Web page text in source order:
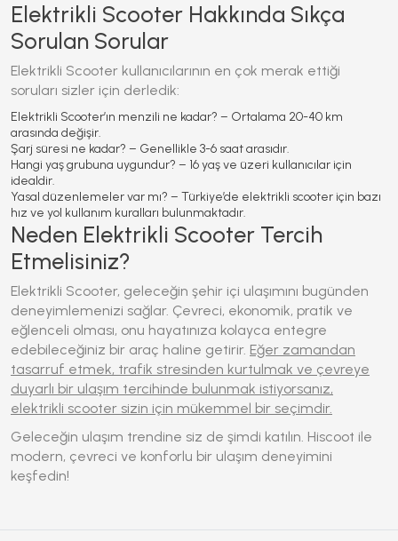
Elektrikli Scooter Hakkında Sıkça
Sorulan Sorular
Elektrikli Scooter kullanıcılarının en çok merak ettiği
soruları sizler için derledik:
Elektrikli Scooter’ın menzili ne kadar? – Ortalama 20-40 km
arasında değişir.
Şarj süresi ne kadar? – Genellikle 3-6 saat arasıdır.
Hangi yaş grubuna uygundur? – 16 yaş ve üzeri kullanıcılar için
idealdir.
Yasal düzenlemeler var mı? – Türkiye’de elektrikli scooter için bazı
hız ve yol kullanım kuralları bulunmaktadır.
Neden Elektrikli Scooter Tercih
Etmelisiniz?
Elektrikli Scooter, geleceğin şehir içi ulaşımını bugünden
deneyimlemenizi sağlar. Çevreci, ekonomik, pratik ve
eğlenceli olması, onu hayatınıza kolayca entegre
edebileceğiniz bir araç haline getirir. Eğer zamandan
tasarruf etmek, trafik stresinden kurtulmak ve çevreye
duyarlı bir ulaşım tercihinde bulunmak istiyorsanız,
elektrikli scooter sizin için mükemmel bir seçimdir.
Geleceğin ulaşım trendine siz de şimdi katılın. Hiscoot ile
modern, çevreci ve konforlu bir ulaşım deneyimini
keşfedin!